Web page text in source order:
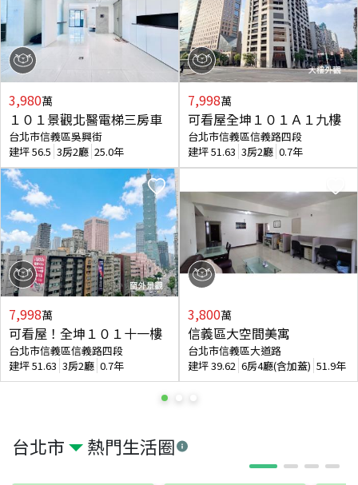
台北市 熱門生活圈
3,980萬
１０１景觀北醫電梯三房車
台北市信義區吳興街
建坪56.5 3房2廳 25.0年
7,998萬
可看屋！全坤１０１十一樓
台北市信義區信義路四段
建坪51.63 3房2廳 0.7年
7,998萬
可看屋全坤１０１Ａ１九樓
台北市信義區信義路四段
建坪51.63 3房2廳 0.7年
3,800萬
信義區大空間美寓
台北市信義區大道路
建坪39.62 6房4廳(含加蓋) 51.9年